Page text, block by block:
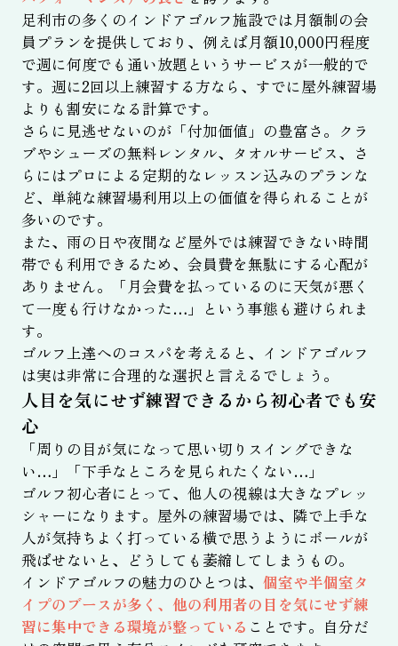
足利市の多くのインドアゴルフ施設では月額制の会
員プランを提供しており、例えば月額10,000円程度
で週に何度でも通い放題というサービスが一般的で
す。週に2回以上練習する方なら、すでに屋外練習場
よりも割安になる計算です。
さらに見逃せないのが「付加価値」の豊富さ。クラ
ブやシューズの無料レンタル、タオルサービス、さ
らにはプロによる定期的なレッスン込みのプランな
ど、単純な練習場利用以上の価値を得られることが
多いのです。
また、雨の日や夜間など屋外では練習できない時間
帯でも利用できるため、会員費を無駄にする心配が
ありません。「月会費を払っているのに天気が悪く
て一度も行けなかった…」という事態も避けられま
す。
ゴルフ上達へのコスパを考えると、インドアゴルフ
は実は非常に合理的な選択と言えるでしょう。
人目を気にせず練習できるから初心者でも安
心
「周りの目が気になって思い切りスイングできな
い…」「下手なところを見られたくない…」
ゴルフ初心者にとって、他人の視線は大きなプレッ
シャーになります。屋外の練習場では、隣で上手な
人が気持ちよく打っている横で思うようにボールが
飛ばせないと、どうしても萎縮してしまうもの。
インドアゴルフの魅力のひとつは、 個室や半個室タ
イプのブースが多く、他の利用者の目を気にせず練
習に集中できる環境が整っている ことです。自分だ